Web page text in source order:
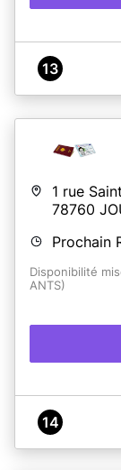
13
1 rue
78760
Prochain
Disponibilité
ANTS)
14